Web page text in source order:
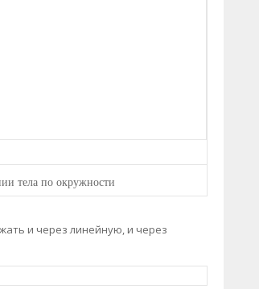
тела по окружности
и через линейную, и через